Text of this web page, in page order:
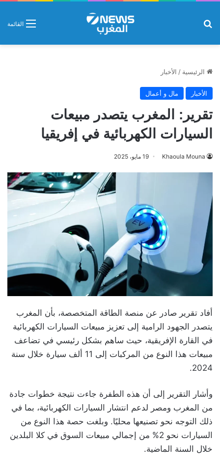
القائمة
الرئيسية / الأخبار
الأخبار مال و أعمال
تقرير: المغرب يتصدر مبيعات
السيارات الكهربائية في إفريقيا
Khaoula Mouna 19 مايو، 2025
أفاد تقرير صادر عن منصة الطاقة المتخصصة، بأن المغرب
يتصدر الجهود الرامية إلى تعزيز مبيعات السيارات الكهربائية
في القارة الإفريقية، حيث ساهم بشكل رئيسي في تضاعف
مبيعات هذا النوع من المركبات إلى 11 ألف سيارة خلال سنة
2024.
وأشار التقرير إلى أن هذه الطفرة جاءت نتيجة خطوات جادة
من المغرب ومصر لدعم انتشار السيارات الكهربائية، بما في
ذلك التوجه نحو تصنيعها محليًا. وبلغت حصة هذا النوع من
السيارات نحو 2% من إجمالي مبيعات السوق في كلا البلدين
خلال السنة الماضية.